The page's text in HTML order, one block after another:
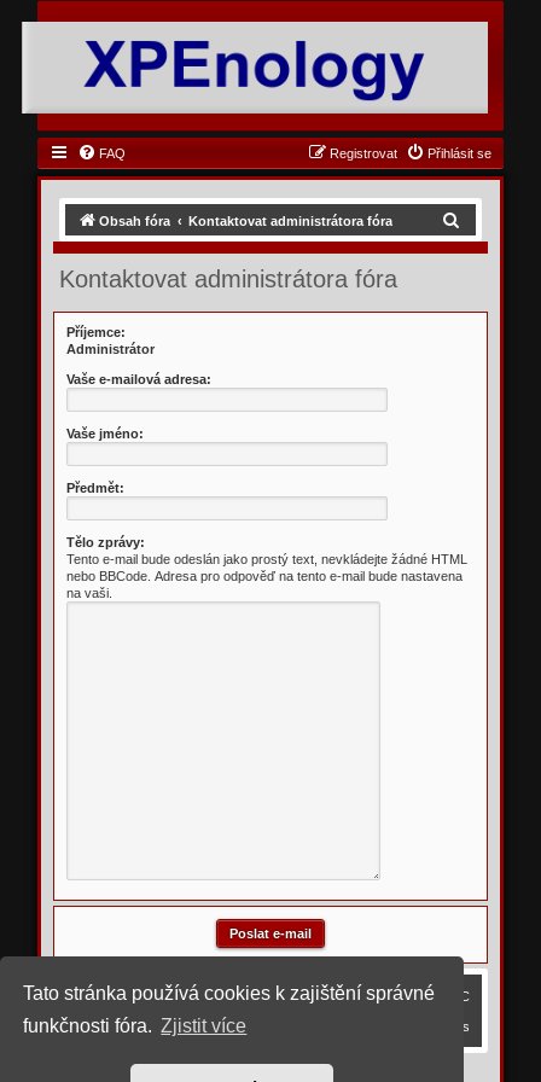
Tato stránka používá cookies k zajištění správné
funkčnosti fóra. Zjistit více
FAQ Přihlásit se
Registrovat
Obsah fóra Kontaktovat administrátora fóra
Kontaktovat administrátora fóra
Příjemce:
Administrátor
Vaše e-mailová adresa:
Vaše jméno:
Předmět:
Tělo zprávy:
Tento e-mail bude odeslán jako prostý text, nevkládejte žádné HTML
nebo BBCode. Adresa pro odpověď na tento e-mail bude nastavena
na vaši.
Obsah fóra Všechny časy jsou v UTC
Smazat cookies
Kontaktujte nás